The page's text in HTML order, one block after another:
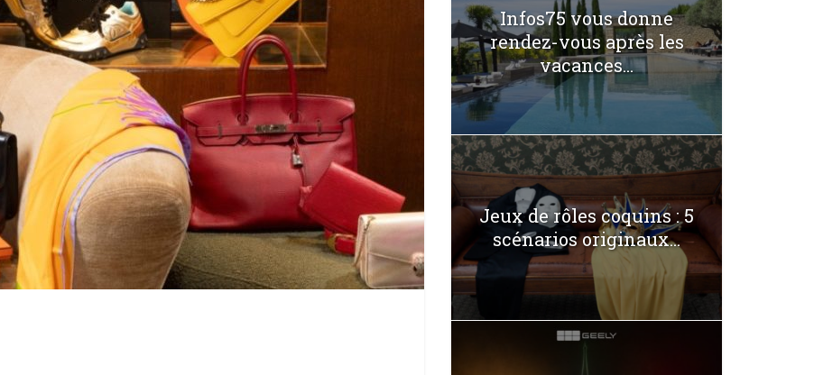
Infos75 vous donne
rendez-vous après les
vacances...
Jeux de rôles coquins : 5
scénarios originaux...